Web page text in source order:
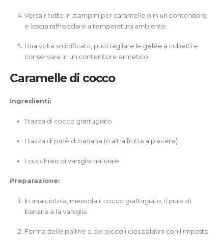
Versa il tutto in stampini per caramelle o in un contenitore
e lascia raffreddare a temperatura ambiente.
Una volta solidificato, puoi tagliare le gelée a cubetti e
conservare in un contenitore ermetico.
Caramelle di cocco
Ingredienti:
1 tazza di cocco grattugiato
1 tazza di purè di banana (o altra frutta a piacere)
1 cucchiaio di vaniglia naturale
Preparazione:
In una ciotola, mescola il cocco grattugiato, il purè di
banana e la vaniglia.
Forma delle palline o dei piccoli cioccolatini con l’impasto.